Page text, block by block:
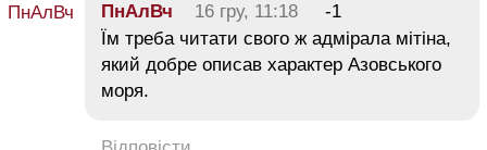
ПнАлВч 16 гру, 11:18
-1
Їм треба читати свого ж адмірала мітіна,
який добре описав характер Азовського
моря.